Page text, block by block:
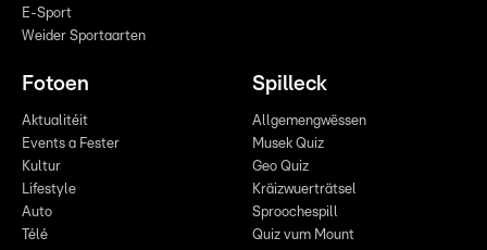
E-Sport
Weider Sportaarten
Fotoen
Aktualitéit
Events a Fester
Kultur
Lifestyle
Auto
Télé
Spilleck
Allgemengwëssen
Musek Quiz
Geo Quiz
Kräizwuerträtsel
Sproochespill
Quiz vum Mount